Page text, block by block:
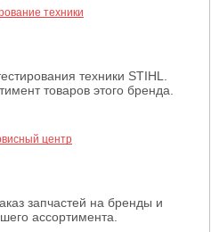
техники STIHL.
товаров этого бренда.
запчастей на бренды и
ассортимента.